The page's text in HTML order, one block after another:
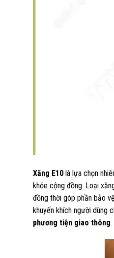
Xăng E10 là lựa chọn
khỏe cộng đồng. Loại
đồng thời góp phần bảo
khuyến khích người dùng
phương tiện giao thông.